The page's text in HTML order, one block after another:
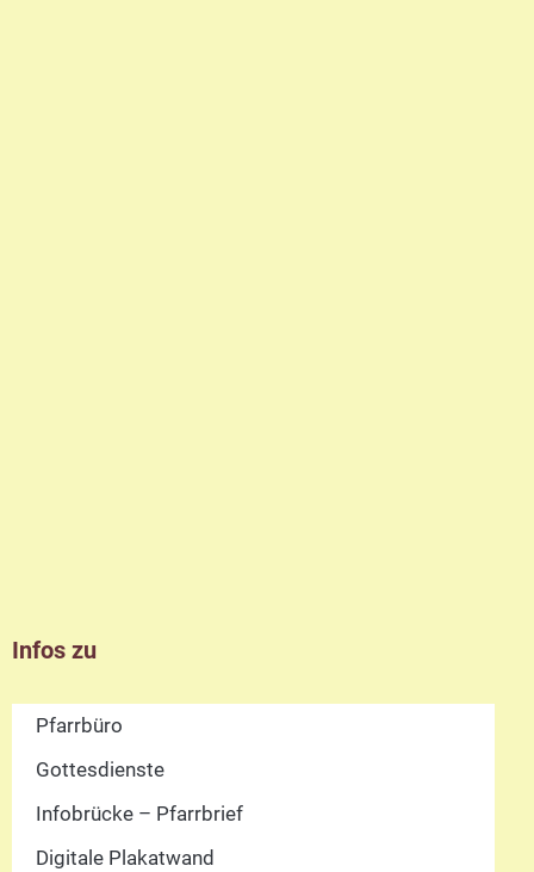
Infos zu
Pfarrbüro
Gottesdienste
Infobrücke – Pfarrbrief
Digitale Plakatwand